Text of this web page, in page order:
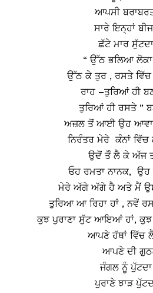
ਆਪਸੀ
ਸਾਰੇ ਇਨ੍ਹਾਂ
ਛੱਟੇ ਮਾਰ
“ ਉੱਠ ਭਲਿਆ
ਉੱਠ ਕੇ ਤੁਰ , ਰਸਤੇ ਵਿੱਚ
ਰਾਹ –ਤੁਰਿਆਂ ਹੀ
ਤੁਰਿਆਂ ਹੀ ਰਸਤੇ ”
ਅਜ਼ਲ ਤੋਂ ਆਈ ਉਹ
ਨਿਰੰਤਰ ਮੇਰੇ ਕੰਨਾਂ ਵਿੱਚ
ਉਦੋਂ ਤੋੰ ਲੈ ਕੇ ਅੱਜ
ਓਹ ਰਮਤਾ ਨਾਨਕ, ਉਹ
ਮੇਰੇ ਅੱਗੇ ਅੱਗੇ ਹੈ ਅਤੇ ਮੈਂ
ਤੁਰਿਆ ਆ ਰਿਹਾ ਹਾਂ , ਨਵੇਂ
ਕੁਝ ਪੁਰਾਣਾ ਸੁੱਟ ਆਇਆਂ ਹਾਂ,
ਆਪਣੇ ਹੱਥਾਂ ਵਿੱਚ
ਆਪਣੇ ਦੀ
ਜੰਗਲ ਨੂੰ ਪੁੱਟਦਾ
ਪੁਰਾਣੇ ਝਾੜ